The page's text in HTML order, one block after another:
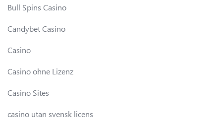
Bull Spins Casino
Candybet Casino
Casino
Casino ohne Lizenz
Casino Sites
casino utan svensk licens